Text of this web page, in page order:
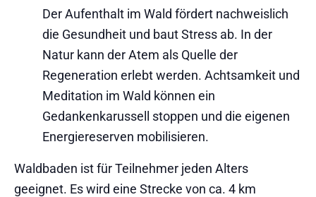
Der Aufenthalt im Wald fördert nachweislich
die Gesundheit und baut Stress ab. In der
Natur kann der Atem als Quelle der
Regeneration erlebt werden. Achtsamkeit und
Meditation im Wald können ein
Gedankenkarussell stoppen und die eigenen
Energiereserven mobilisieren.
Waldbaden ist für Teilnehmer jeden Alters
geeignet. Es wird eine Strecke von ca. 4 km